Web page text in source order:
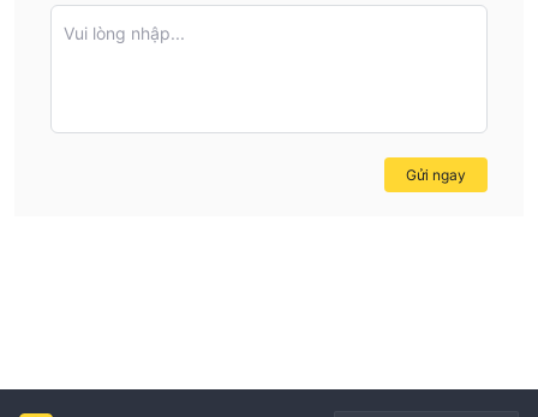
Vui lòng nhập...
Gửi ngay